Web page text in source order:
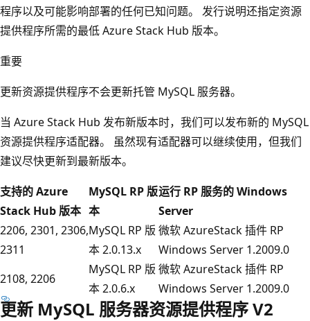
程序以及可能影响部署的任何已知问题。 发行说明还指定资源
提供程序所需的最低 Azure Stack Hub 版本。
重要
更新资源提供程序不会更新托管 MySQL 服务器。
当 Azure Stack Hub 发布新版本时，我们可以发布新的 MySQL
资源提供程序适配器。 虽然现有适配器可以继续使用，但我们
建议尽快更新到最新版本。
支持的 Azure
Stack Hub 版本
MySQL RP 版
本
运行 RP 服务的 Windows
Server
2206, 2301, 2306,
2311
MySQL RP 版
本 2.0.13.x
微软 AzureStack 插件 RP
Windows Server 1.2009.0
2108, 2206
MySQL RP 版
本 2.0.6.x
微软 AzureStack 插件 RP
Windows Server 1.2009.0
更新 MySQL 服务器资源提供程序 V2